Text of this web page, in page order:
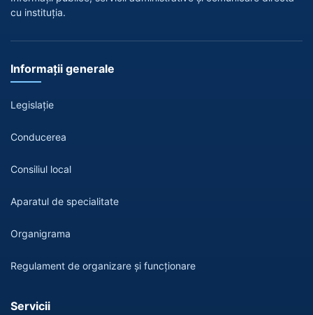
cu instituția.
Informații generale
Legislație
Conducerea
Consiliul local
Aparatul de specialitate
Organigrama
Regulament de organizare și funcționare
Servicii